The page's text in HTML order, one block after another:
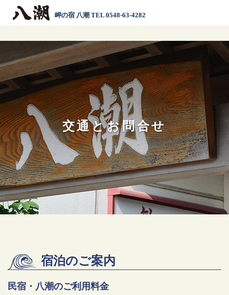
岬の宿 八潮 TEL 0548-63-4282
交通とお問合せ
宿泊のご案内
民宿・八潮のご利用料金